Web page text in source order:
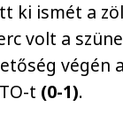
ki ismét a
volt a
végén
t (0-1).